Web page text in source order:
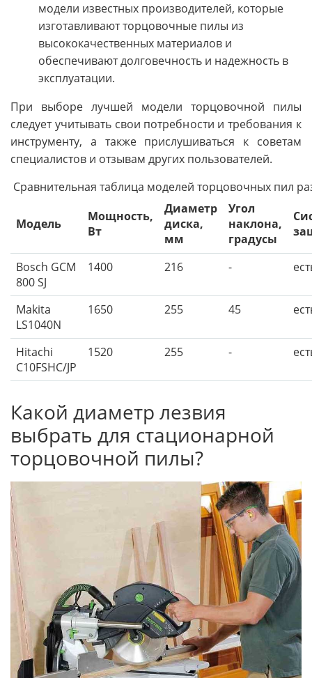
модели известных производителей, которые
изготавливают торцовочные пилы из
высококачественных материалов и
обеспечивают долговечность и надежность в
эксплуатации.
При выборе лучшей модели торцовочной пилы
следует учитывать свои потребности и требования к
инструменту, а также прислушиваться к советам
специалистов и отзывам других пользователей.
Сравнительная таблица моделей торцовочных пил
Модель
Мощность,
Вт
Диаметр
диска,
мм
Угол
наклона,
градусы
Bosch GCM
800 SJ
1400 216 -
Makita
LS1040N
1650 255 45
Hitachi
C10FSHC/JP
1520 255 -
Какой диаметр лезвия
выбрать для стационарной
торцовочной пилы?